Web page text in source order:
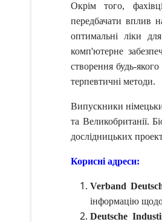
Окрім того,
передбачати вплив
оптимальні ліки
комп'ютерне
створення будь-
терпевтичні методи.
Випускники
та Великобританії.
дослідницьких
Корисні адреси:
Verband
інформацію щодо
Deutsche